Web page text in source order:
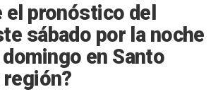
el pronóstico del
sábado por la noche
en Santo
región?